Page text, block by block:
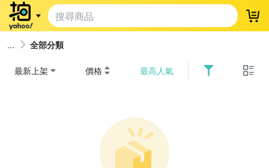
登
全部分類
最新上架 價格 最高人氣